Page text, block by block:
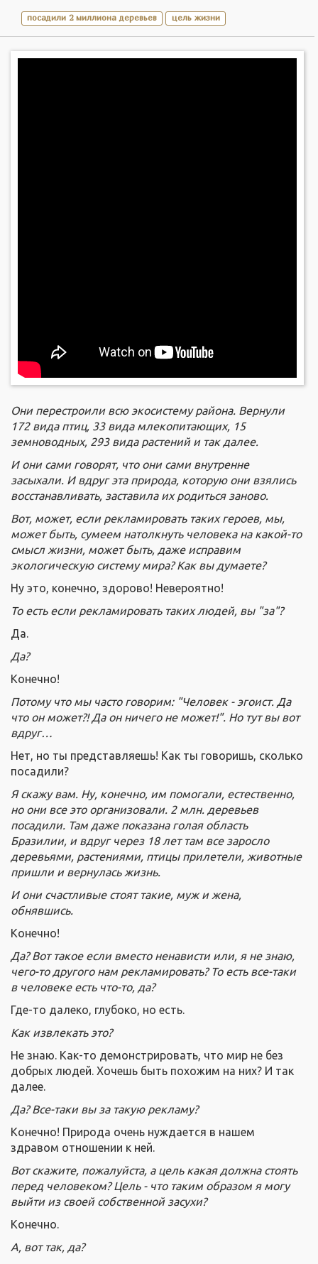
посадили 2 миллиона деревьев цель жизни
Они перестроили всю экосистему района. Вернули
172 вида птиц, 33 вида млекопитающих, 15
земноводных, 293 вида растений и так далее.
И они сами говорят, что они сами внутренне
засыхали. И вдруг эта природа, которую они взялись
восстанавливать, заставила их родиться заново.
Вот, может, если рекламировать таких героев, мы,
может быть, сумеем натолкнуть человека на какой-то
смысл жизни, может быть, даже исправим
экологическую систему мира? Как вы думаете?
Ну это, конечно, здорово! Невероятно!
То есть если рекламировать таких людей, вы "за"?
Да.
Да?
Конечно!
Потому что мы часто говорим: "Человек - эгоист. Да
что он может?! Да он ничего не может!". Но тут вы вот
вдруг…
Нет, но ты представляешь! Как ты говоришь, сколько
посадили?
Я скажу вам. Ну, конечно, им помогали, естественно,
но они все это организовали. 2 млн. деревьев
посадили. Там даже показана голая область
Бразилии, и вдруг через 18 лет там все заросло
деревьями, растениями, птицы прилетели, животные
пришли и вернулась жизнь.
И они счастливые стоят такие, муж и жена,
обнявшись.
Конечно!
Да? Вот такое если вместо ненависти или, я не знаю,
чего-то другого нам рекламировать? То есть все-таки
в человеке есть что-то, да?
Где-то далеко, глубоко, но есть.
Как извлекать это?
Не знаю. Как-то демонстрировать, что мир не без
добрых людей. Хочешь быть похожим на них? И так
далее.
Да? Все-таки вы за такую рекламу?
Конечно! Природа очень нуждается в нашем
здравом отношении к ней.
Вот скажите, пожалуйста, а цель какая должна стоять
перед человеком? Цель - что таким образом я могу
выйти из своей собственной засухи?
Конечно.
А, вот так, да?